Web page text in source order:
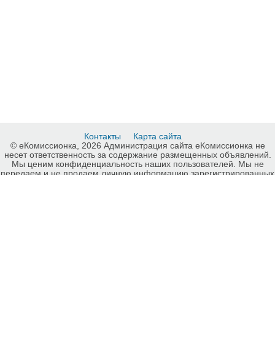
Контакты
Карта сайта
© еКомиссионка, 2026 Администрация сайта еКомиссионка не
несет ответственность за содержание размещенных объявлений.
Мы ценим конфиденциальность наших пользователей. Мы не
передаем и не продаем личную информацию зарегистрированных